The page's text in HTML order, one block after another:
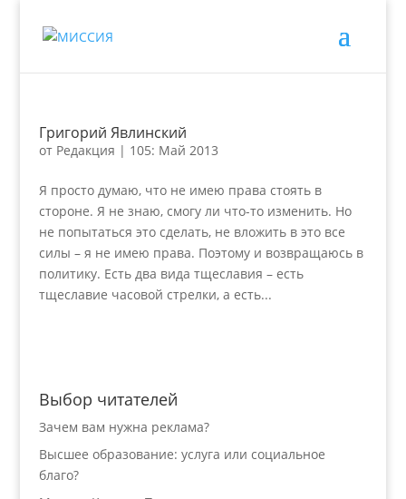
Григорий Явлинский
от Редакция | 105: Май 2013
Я просто думаю, что не имею права стоять в
стороне. Я не знаю, смогу ли что-то изменить. Но
не попытаться это сделать, не вложить в это все
силы – я не имею права. Поэтому и возвращаюсь в
политику. Есть два вида тщеславия – есть
тщеславие часовой стрелки, а есть...
Выбор читателей
Зачем вам нужна реклама?
Высшее образование: услуга или социальное
благо?